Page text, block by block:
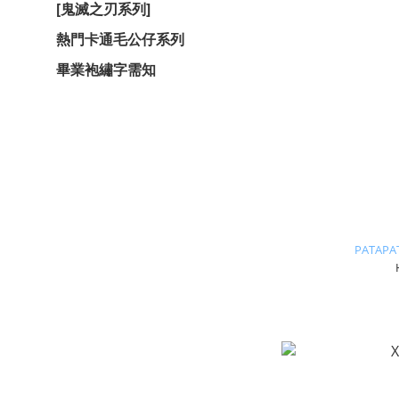
[鬼滅之刃系列]
熱門卡通毛公仔系列
畢業袍繡字需知